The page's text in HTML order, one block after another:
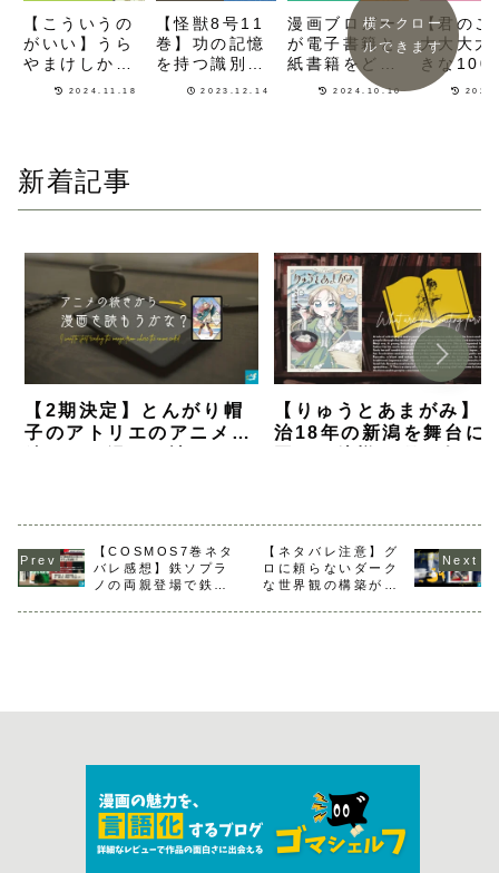
【こういうの
がいい】うら
やまけしから
ん！自由気ま
系漫画
2024.11.18
【怪獣8号11
巻】功の記憶
を持つ識別怪
獣に屈しない
2023.12.14
漫画ブロガー
が電子書籍と
紙書籍をどう
使い分けてい
2024.10.10
【君のこ
大大大大
きな100
彼女】負
横スクロー
ルできます
新着記事
【2期決定】とんがり帽
子のアトリエのアニメの
【りゅうとあまがみ】
治18年の新潟を舞台に
【COSMOS7巻ネタ
バレ感想】鉄ソプラ
ノの両親登場で鉄一
【ネタバレ注意】グ
ロに頼らないダーク
な世界観の構築が上